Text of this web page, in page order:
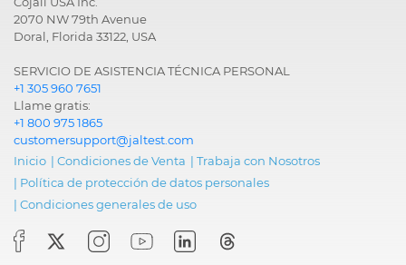
2070 NW 79th Avenue
Doral, Florida 33122, USA
SERVICIO DE ASISTENCIA TÉCNICA PERSONAL
+1 305 960 7651
Llame gratis:
+1 800 975 1865
customersupport@jaltest.com
Inicio | Condiciones de Venta | Trabaja con Nosotros
| Política de protección de datos personales
| Condiciones generales de uso